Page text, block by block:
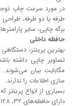
در مورد سرعت چاپ
طرفه یا دو طرفه،
برگه چاپی، سایر
حافظه داخلی
بهترین پرینتر،
تصاویر چاپی داشته
مگابایت بیان می‌شوند.
سازی اطلاعات را ندارند.
بسیاری از انواع